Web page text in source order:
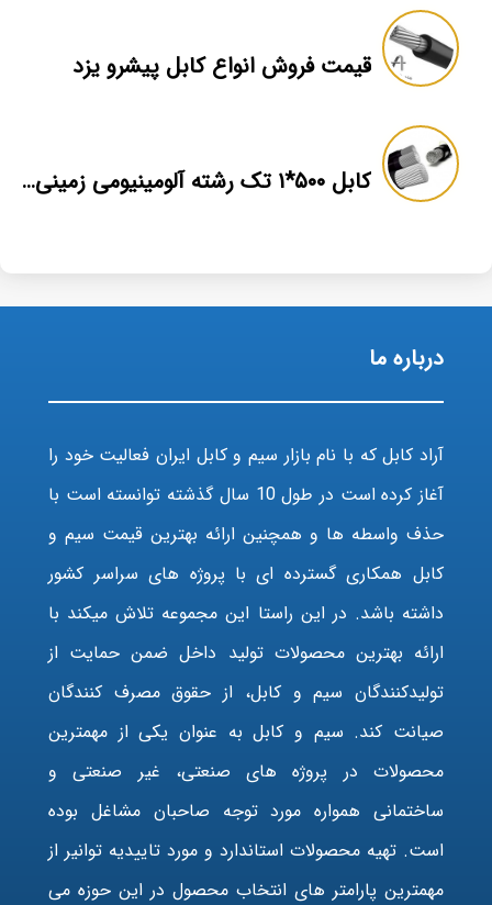
قیمت فروش انواع کابل پیشرو یزد
کابل ۵۰۰*۱ تک رشته آلومینیومی زمینی مرکز پخش عمده
درباره ما
آراد کابل که با نام بازار سیم و کابل ایران فعالیت خود را
آغاز کرده است در طول 10 سال گذشته توانسته است با
حذف واسطه ها و همچنین ارائه بهترین قیمت سیم و
کابل همکاری گسترده ای با پروژه های سراسر کشور
داشته باشد. در این راستا این مجموعه تلاش میکند با
ارائه بهترین محصولات تولید داخل ضمن حمایت از
تولیدکنندگان سیم و کابل، از حقوق مصرف کنندگان
صیانت کند. سیم و کابل به عنوان یکی از مهمترین
محصولات در پروژه های صنعتی، غیر صنعتی و
ساختمانی همواره مورد توجه صاحبان مشاغل بوده
است. تهیه محصولات استاندارد و مورد تاییدیه توانیر از
مهمترین پارامتر های انتخاب محصول در این حوزه می